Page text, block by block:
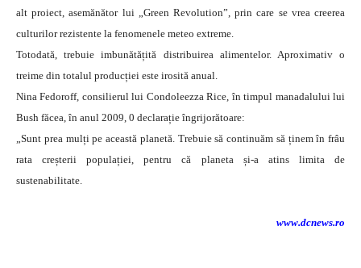
alt proiect, asemănător lui „Green Revolution”, prin care se vrea creerea
culturilor rezistente la fenomenele meteo extreme.
Totodată, trebuie imbunătățită distribuirea alimentelor. Aproximativ o
treime din totalul producției este irosită anual.
Nina Fedoroff, consilierul lui Condoleezza Rice, în timpul manadalului lui
Bush făcea, în anul 2009, 0 declarație îngrijorătoare:
„Sunt prea mulți pe această planetă. Trebuie să continuăm să ținem în frâu
rata creșterii populației, pentru că planeta și-a atins limita de
sustenabilitate.
www.dcnews.ro